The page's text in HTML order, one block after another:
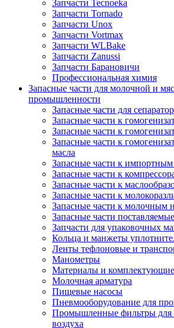
Запчасти Tecnoeka
Запчасти Tornado
Запчасти Unox
Запчасти Vortmax
Запчасти WLBake
Запчасти Zanussi
Запчасти Барановичи
Профессиональная химия
Запасные части для молочной и
промышленности
Запасные части для
Запасные части к
Запасные части к
Запасные части к
масла
Запасные части к импортным
Запасные части к
Запасные части к
Запасные части к
Запасные части к молочным
Запасные части
Запчасти для упаковочных
Кольца и манжеты
Ленты тефлоновые и
Манометры
Материалы и
Молочная арматура
Пищевые насосы
Пневмооборудование для
Промышленные фильтры для
воздуха